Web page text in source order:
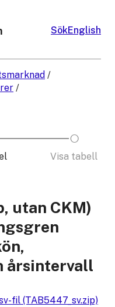
SökEnglish
/
/
Visa tabell
utan CKM)
årsintervall
fil (TAB5447_sv.zip)